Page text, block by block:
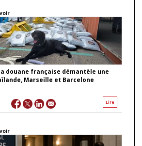
douane française démantèle une
Marseille et Barcelone
Lire